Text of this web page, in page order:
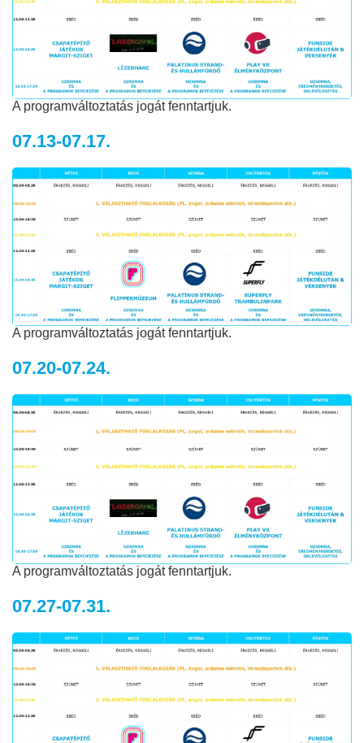
A programváltoztatás jogát fenntartjuk.
07.13-07.17.
A programváltoztatás jogát fenntartjuk.
07.20-07.24.
A programváltoztatás jogát fenntartjuk.
07.27-07.31.